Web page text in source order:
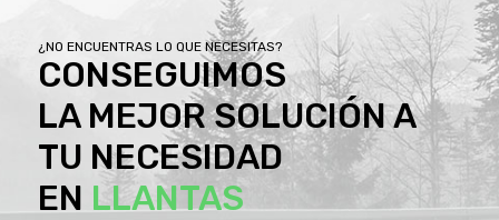
¿NO ENCUENTRAS LO QUE NECESITAS?
CONSEGUIMOS
LA MEJOR SOLUCIÓN A
TU NECESIDAD
EN LLANTAS